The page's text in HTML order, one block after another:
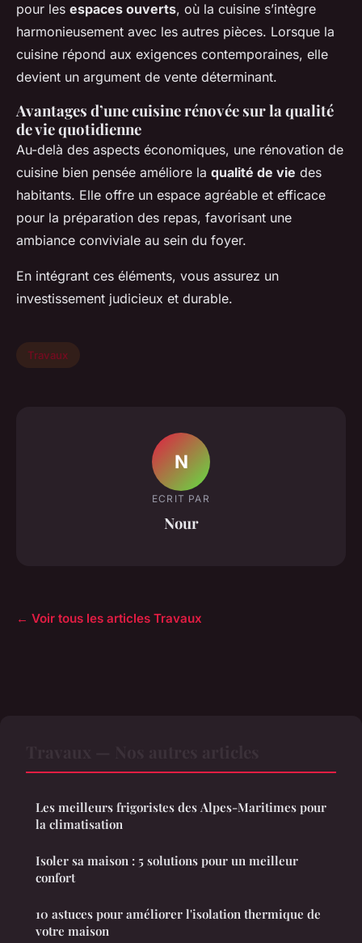
pour les espaces ouverts, où la cuisine s’intègre
harmonieusement avec les autres pièces. Lorsque la
cuisine répond aux exigences contemporaines, elle
devient un argument de vente déterminant.
Avantages d’une cuisine rénovée sur la qualité
de vie quotidienne
Au-delà des aspects économiques, une rénovation de
cuisine bien pensée améliore la qualité de vie des
habitants. Elle offre un espace agréable et efficace
pour la préparation des repas, favorisant une
ambiance conviviale au sein du foyer.
En intégrant ces éléments, vous assurez un
investissement judicieux et durable.
Travaux
N
ECRIT PAR
Nour
← Voir tous les articles Travaux
Les meilleurs frigoristes des Alpes-Maritimes pour
la climatisation
Isoler sa maison : 5 solutions pour un meilleur
confort
10 astuces pour améliorer l'isolation thermique de
votre maison